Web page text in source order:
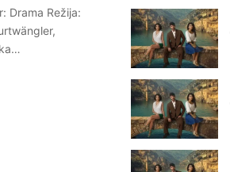
Drama Režija: